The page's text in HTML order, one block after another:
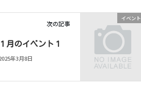
イベント
次の記事
１月のイベント１
年3月8日